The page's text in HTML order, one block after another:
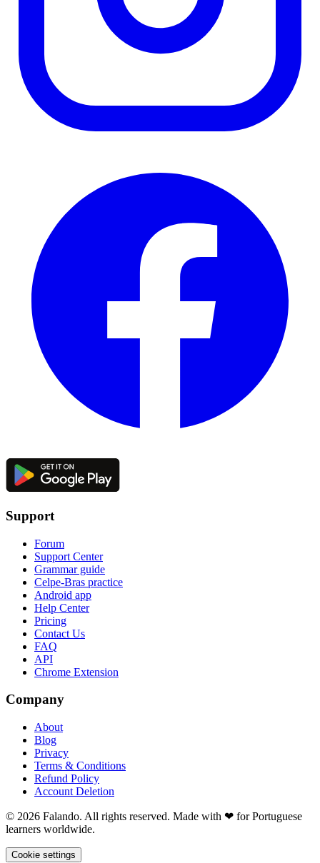
Support
Forum
Support Center
Grammar guide
Celpe-Bras practice
Android app
Help Center
Pricing
Contact Us
FAQ
API
Chrome Extension
Company
About
Blog
Privacy
Terms & Conditions
Refund Policy
Account Deletion
© 2026 Falando. All rights reserved. Made with ❤ for Portuguese
learners worldwide.
Cookie settings